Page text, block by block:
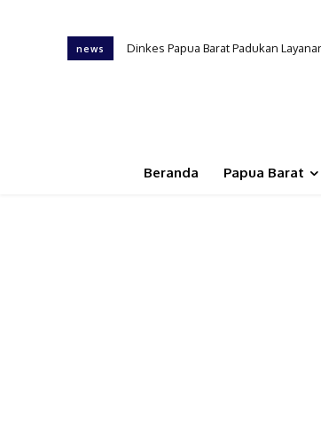
news Dinkes Papua Barat Padukan
PKB Dinkes PB, Tenaga Kesehatan
Beranda Papua Barat